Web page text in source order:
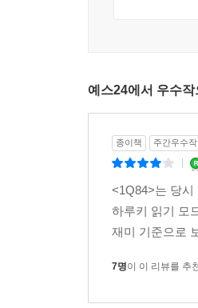
예스24에서 우수
종이책 주간우수작
<1Q84>는 당시
하루키 읽기 모
재미 기준으로
7명이 이 리뷰를 추